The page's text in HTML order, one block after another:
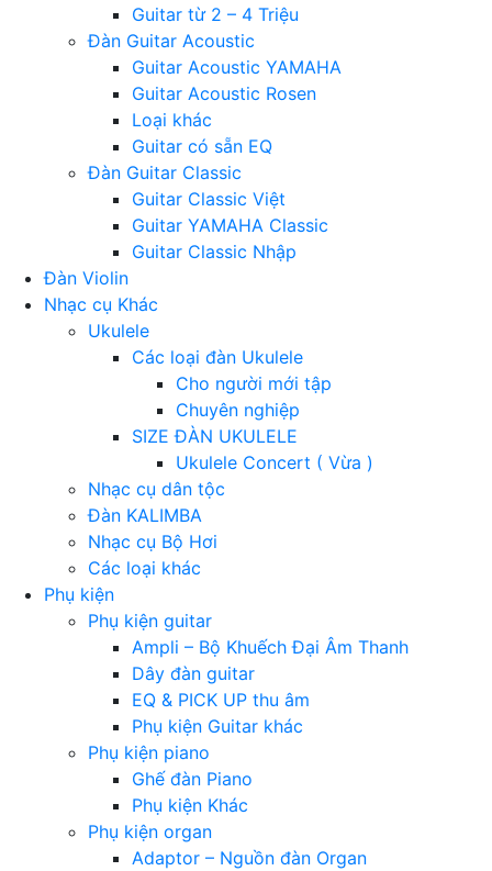
Guitar từ 2 – 4 Triệu
Đàn Guitar Acoustic
Guitar Acoustic YAMAHA
Guitar Acoustic Rosen
Loại khác
Guitar có sẵn EQ
Đàn Guitar Classic
Guitar Classic Việt
Guitar YAMAHA Classic
Guitar Classic Nhập
Đàn Violin
Nhạc cụ Khác
Ukulele
Các loại đàn Ukulele
Cho người mới tập
Chuyên nghiệp
SIZE ĐÀN UKULELE
Ukulele Concert ( Vừa )
Nhạc cụ dân tộc
Đàn KALIMBA
Nhạc cụ Bộ Hơi
Các loại khác
Phụ kiện
Phụ kiện guitar
Ampli – Bộ Khuếch Đại Âm Thanh
Dây đàn guitar
EQ & PICK UP thu âm
Phụ kiện Guitar khác
Phụ kiện piano
Ghế đàn Piano
Phụ kiện Khác
Phụ kiện organ
Adaptor – Nguồn đàn Organ